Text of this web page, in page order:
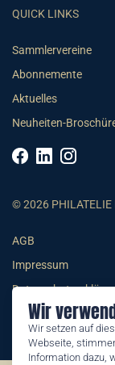
Wir
Wir setzen auf
Webseite,
Information dazu,
QUICK LINKS
Sammlervereine
Abonnemente
Aktuelles
Neuheiten-
© 2026 PHILATELIE
AGB
Impressum